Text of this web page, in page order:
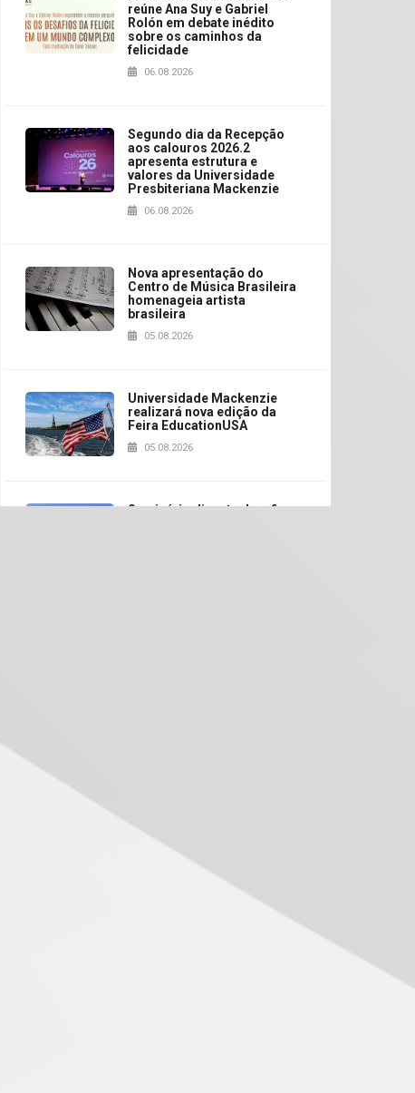
reúne Ana Suy e Gabriel
Rolón em debate inédito
sobre os caminhos da
felicidade
06.08.2026
Segundo dia da Recepção
aos calouros 2026.2
apresenta estrutura e
valores da Universidade
Presbiteriana Mackenzie
06.08.2026
Nova apresentação do
Centro de Música Brasileira
homenageia artista
brasileira
05.08.2026
Universidade Mackenzie
realizará nova edição da
Feira EducationUSA
05.08.2026
Seminário discute desafios